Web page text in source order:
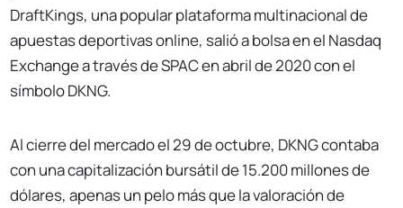
DraftKings, una popular plataforma multinacional de
apuestas deportivas online, salió a bolsa en el Nasdaq
Exchange a través de SPAC en abril de 2020 con el
símbolo DKNG.
Al cierre del mercado el 29 de octubre, DKNG contaba
con una capitalización bursátil de 15.200 millones de
dólares, apenas un pelo más que la valoración de